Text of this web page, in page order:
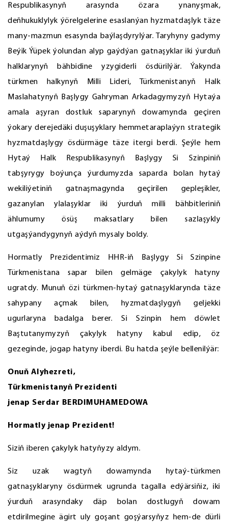
Respublikasynyň arasynda özara ynanyşmak,
deňhukuklylyk ýörelgelerine esaslanýan hyzmatdaşlyk täze
many-mazmun esasynda baýlaşdyrylýar. Taryhyny gadymy
Beýik Ýüpek ýolundan alyp gaýdýan gatnaşyklar iki ýurduň
halklarynyň bähbidine yzygiderli ösdürilýär. Ýakynda
türkmen halkynyň Milli Lideri, Türkmenistanyň Halk
Maslahatynyň Başlygy Gahryman Arkadagymyzyň Hytaýa
amala aşyran dostluk saparynyň dowamynda geçiren
ýokary derejedäki duşuşyklary hemmetaraplaýyn strategik
hyzmatdaşlygy ösdürmäge täze itergi berdi. Şeýle hem
Hytaý Halk Respublikasynyň Başlygy Si Szinpiniň
tabşyrygy boýunça ýurdumyzda saparda bolan hytaý
wekiliýetiniň gatnaşmagynda geçirilen gepleşikler,
gazanylan ylalaşyklar iki ýurduň milli bähbitleriniň
ählumumy ösüş maksatlary bilen sazlaşykly
utgaşýandygynyň aýdyň mysaly boldy.
Hormatly Prezidentimiz HHR-iň Başlygy Si Szinpine
Türkmenistana sapar bilen gelmäge çakylyk hatyny
ugratdy. Munuň özi türkmen-hytaý gatnaşyklarynda täze
sahypany açmak bilen, hyzmatdaşlygyň geljekki
ugurlaryna badalga berer. Si Szinpin hem döwlet
Baştutanymyzyň çakylyk hatyny kabul edip, öz
gezeginde, jogap hatyny iberdi. Bu hatda şeýle bellenilýär:
Onuň Alyhezreti,
Türkmenistanyň Prezidenti
jenap Serdar BERDIMUHAMEDOWA
Hormatly jenap Prezident!
Siziň iberen çakylyk hatyňyzy aldym.
Siz uzak wagtyň dowamynda hytaý-türkmen
gatnaşyklaryny ösdürmek ugrunda tagalla edýärsiňiz, iki
ýurduň arasyndaky däp bolan dostlugyň dowam
etdirilmegine ägirt uly goşant goşýarsyňyz hem-de dürli